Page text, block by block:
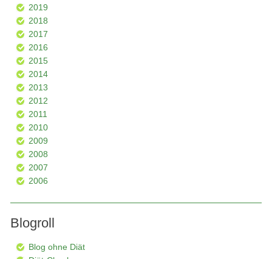
2019
2018
2017
2016
2015
2014
2013
2012
2011
2010
2009
2008
2007
2006
Blogroll
Blog ohne Diät